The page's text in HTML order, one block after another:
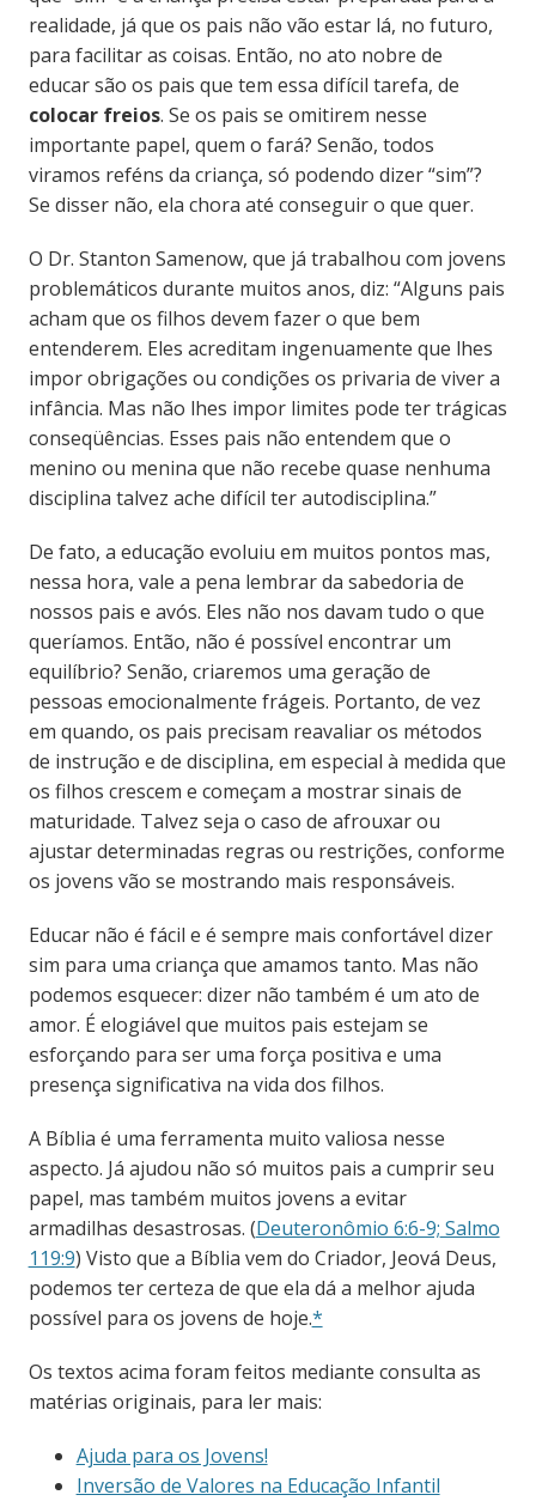
realidade, já que os pais não vão estar lá, no futuro,
para facilitar as coisas. Então, no ato nobre de
educar são os pais que tem essa difícil tarefa, de
colocar freios. Se os pais se omitirem nesse
importante papel, quem o fará? Senão, todos
viramos reféns da criança, só podendo dizer “sim”?
Se disser não, ela chora até conseguir o que quer.
O Dr. Stanton Samenow, que já trabalhou com jovens
problemáticos durante muitos anos, diz: “Alguns pais
acham que os filhos devem fazer o que bem
entenderem. Eles acreditam ingenuamente que lhes
impor obrigações ou condições os privaria de viver a
infância. Mas não lhes impor limites pode ter trágicas
conseqüências. Esses pais não entendem que o
menino ou menina que não recebe quase nenhuma
disciplina talvez ache difícil ter autodisciplina.”
De fato, a educação evoluiu em muitos pontos mas,
nessa hora, vale a pena lembrar da sabedoria de
nossos pais e avós. Eles não nos davam tudo o que
queríamos. Então, não é possível encontrar um
equilíbrio? Senão, criaremos uma geração de
pessoas emocionalmente frágeis. Portanto, de vez
em quando, os pais precisam reavaliar os métodos
de instrução e de disciplina, em especial à medida que
os filhos crescem e começam a mostrar sinais de
maturidade. Talvez seja o caso de afrouxar ou
ajustar determinadas regras ou restrições, conforme
os jovens vão se mostrando mais responsáveis.
Educar não é fácil e é sempre mais confortável dizer
sim para uma criança que amamos tanto. Mas não
podemos esquecer: dizer não também é um ato de
amor. É elogiável que muitos pais estejam se
esforçando para ser uma força positiva e uma
presença significativa na vida dos filhos.
A Bíblia é uma ferramenta muito valiosa nesse
aspecto. Já ajudou não só muitos pais a cumprir seu
papel, mas também muitos jovens a evitar
armadilhas desastrosas. (Deuteronômio 6:6-9; Salmo
119:9) Visto que a Bíblia vem do Criador, Jeová Deus,
podemos ter certeza de que ela dá a melhor ajuda
possível para os jovens de hoje.*
Os textos acima foram feitos mediante consulta as
matérias originais, para ler mais:
Ajuda para os Jovens!
Inversão de Valores na Educação Infantil